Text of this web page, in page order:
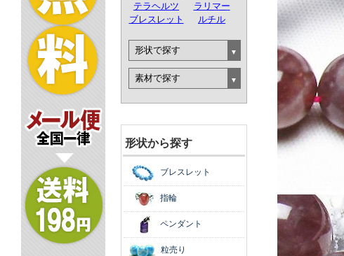
テラヘルツ
ラリマー
ブレスレット
ルチル
形状から探す
ブレスレット
指輪
ペンダント
粒売り